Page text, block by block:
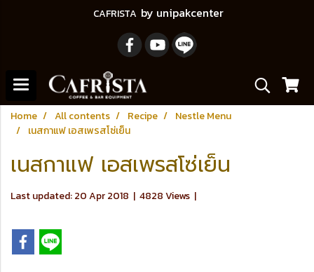
CAFRISTA by unipakcenter
Home All contents Recipe
Nestle Menu
เนสกาแฟ เอสเพรสโซ่เย็น
เนสกาแฟ เอสเพรสโซ่เย็น
Last updated: 20 Apr 2018 | 4828 Views |